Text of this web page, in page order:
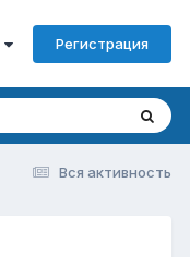
Регистрация
Вся активность